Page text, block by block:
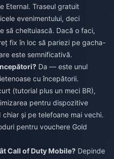
Eternal. Traseul gratuit
evenimentului, deci
să cheltuiască. Dacă o faci,
fix în loc să pariezi pe gacha-
este semnificativă.
Da — este unul
cu începătorii.
(tutorial plus un meci BR),
pentru dispozitive
și pe telefoane mai vechi.
pentru vouchere Gold
Call of Duty Mobile? Depinde